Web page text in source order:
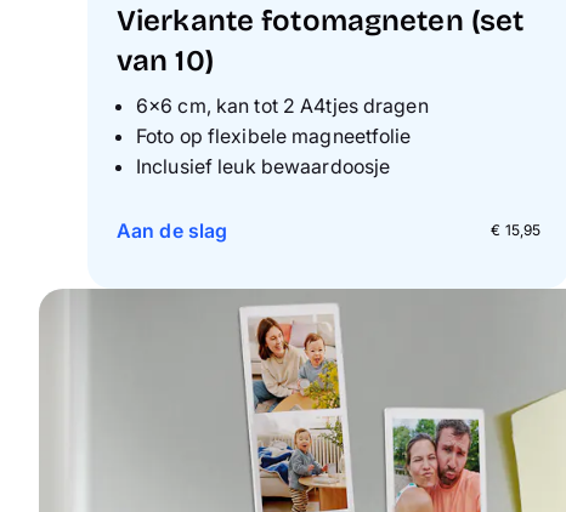
Vierkante fotomagneten (set
van 10)
6×6 cm, kan tot 2 A4tjes dragen
Foto op flexibele magneetfolie
Inclusief leuk bewaardoosje
€ 15,95
Aan de slag